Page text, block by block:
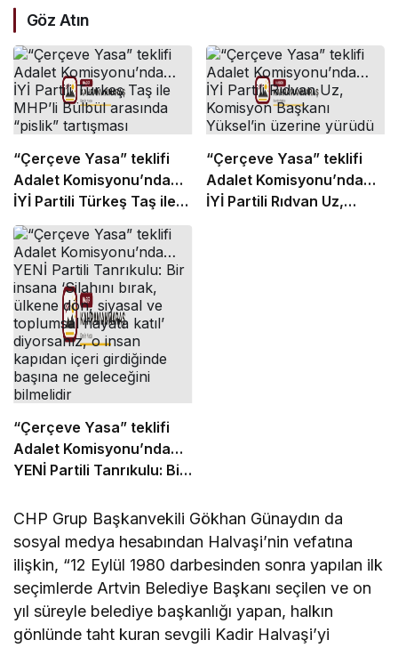
Göz Atın
“Çerçeve Yasa” teklifi
Adalet Komisyonu’nda…
İYİ Partili Türkeş Taş ile
MHP’li Bülbül arasında
“pislik” tartışması
“Çerçeve Yasa” teklifi
Adalet Komisyonu’nda…
İYİ Partili Rıdvan Uz,
“Çerçeve Yasa” teklifi
Adalet Komisyonu’nda…
YENİ Partili Tanrıkulu: Bir
ülkene dön, siyasal ve
toplumsal hayata katıl’
diyorsanız, o insan
kapıdan içeri girdiğinde
başına ne geleceğini
bilmelidir
CHP Grup Başkanvekili Gökhan Günaydın da
sosyal medya hesabından Halvaşi’nin vefatına
ilişkin, “12 Eylül 1980 darbesinden sonra yapılan ilk
seçimlerde Artvin Belediye Başkanı seçilen ve on
yıl süreyle belediye başkanlığı yapan, halkın
gönlünde taht kuran sevgili Kadir Halvaşi’yi